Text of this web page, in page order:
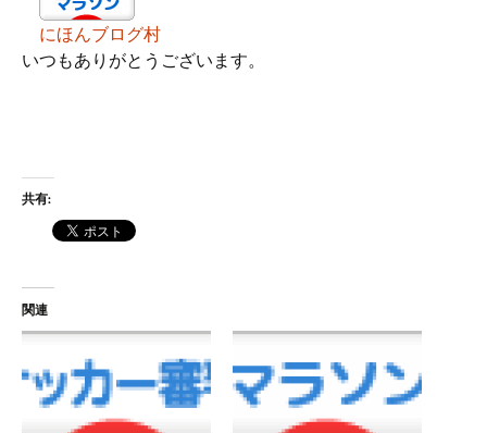
にほんブログ村
いつもありがとうございます。
共有:
関連